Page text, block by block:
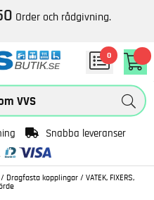
Order och rådgivning.
0
Snabba leveranser
/ Dragfasta kopplingar / VATEK, FIXERS,